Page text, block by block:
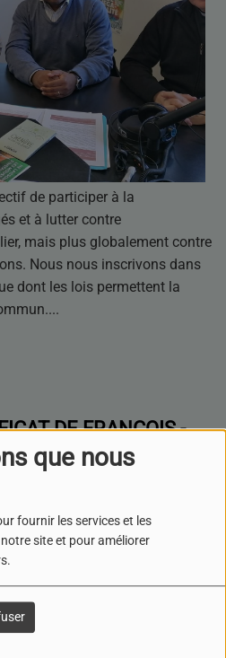
que nous
fournir les services et les
site et pour améliorer
de participer à la
et à lutter contre
mais plus globalement contre
Nous nous inscrivons dans
dont les lois permettent la
DE FRANÇOIS -
JUDÉO-
DU GROUPE DE
CHRÉTIENS-
1 AN APRÈS.